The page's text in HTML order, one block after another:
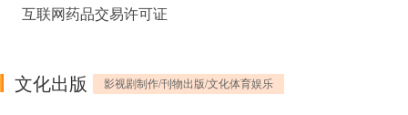
互联网药品交易许可证
文化出版 影视剧制作/刊物出版/文化体育娱乐